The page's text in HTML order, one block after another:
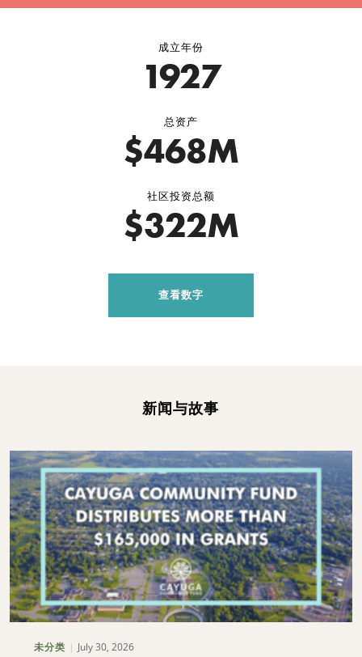
成立年份
1927
总资产
$468M
社区投资总额
$322M
查看数字
新闻与故事
未分类 July 30, 2026